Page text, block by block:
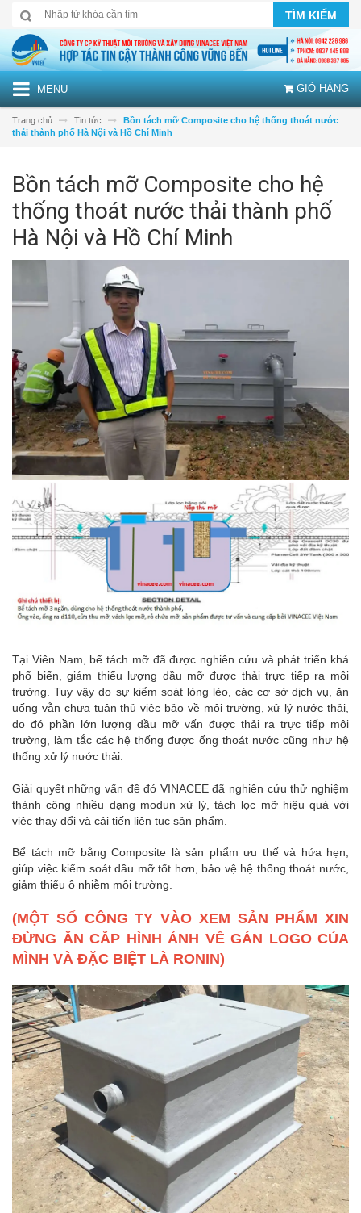
TÌM KIẾM
MENU GIỎ HÀNG
Trang chủ Tin tức
Bồn tách mỡ Composite cho hệ thống thoát nước
thải thành phố Hà Nội và Hồ Chí Minh
Bồn tách mỡ Composite cho hệ
thống thoát nước thải thành phố
Hà Nội và Hồ Chí Minh
Tại Viên Nam, bể tách mỡ đã được nghiên cứu và phát triển khá
phổ biến, giám thiểu lượng dầu mỡ được thải trực tiếp ra môi
trường. Tuy vậy do sự kiểm soát lỏng lẻo, các cơ sở dịch vụ, ăn
uống vẫn chưa tuân thủ việc bảo về môi trường, xử lý nước thải,
do đó phần lớn lượng dầu mỡ vấn được thải ra trực tiếp môi
trường, làm tắc các hệ thống được ống thoát nước cũng như hệ
thống xử lý nước thải.
Giải quyết những vấn đề đó VINACEE đã nghiên cứu thử nghiệm
thành công nhiều dạng modun xử lý, tách lọc mỡ hiệu quả với
việc thay đổi và cải tiến liên tục sản phẩm.
Bể tách mỡ bằng Composite là sản phẩm ưu thế và hứa hẹn,
giúp việc kiểm soát dầu mỡ tốt hơn, bảo vệ hệ thống thoát nước,
giảm thiểu ô nhiễm môi trường.
(MỘT SỐ CÔNG TY VÀO XEM SẢN PHẨM XIN
ĐỪNG ĂN CẮP HÌNH ẢNH VỀ GÁN LOGO CỦA
MÌNH VÀ ĐẶC BIỆT LÀ RONIN)